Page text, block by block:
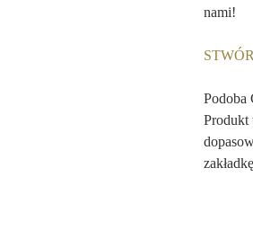
nami!
Podoba
Produkt